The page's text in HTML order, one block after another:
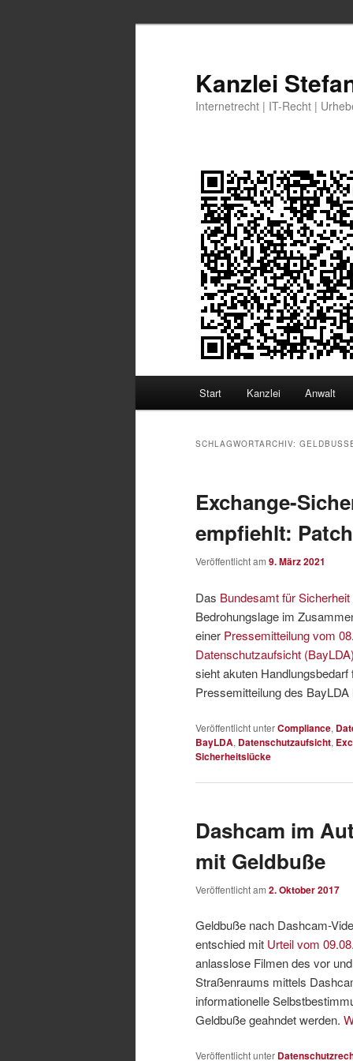
Kanzlei
Internetrecht | IT-Recht |
Start Kanzlei Anwalt
SCHLAGWORTARCHIV: GELDBUSSE
Exchange-
empfiehlt:
Veröffentlicht am 9. März 2021
Das Bundesamt für
Bedrohungslage im
einer Pressemitteilung vom
Datenschutzaufsicht (BayLDA)
sieht akuten
Pressemitteilung des
Veröffentlicht unterCompliance,
BayLDA, Datenschutzaufsicht,
Sicherheitslücke
Dashcam im
mit Geldbuße
Veröffentlicht am 2. Oktober 2017
Geldbuße nach Dashcam-
entschied mit Urteil vom
anlasslose Filmen des vor
Straßenraums mittels
informationelle
Geldbuße geahndet werden.
Veröffentlicht unter